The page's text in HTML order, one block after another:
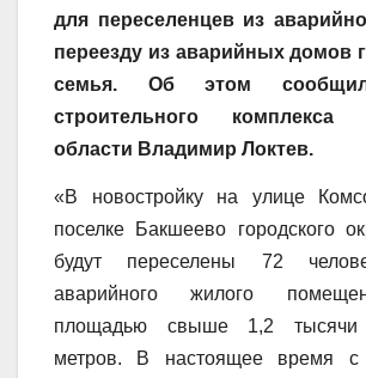
для переселенцев из
переезду из аварийных домов
семья. Об этом
строительного комплекса
области Владимир Локтев.
«В новостройку на улице
поселке Бакшеево городского
будут переселены 72
аварийного жилого
площадью свыше 1,2 тысячи
метров. В настоящее время с